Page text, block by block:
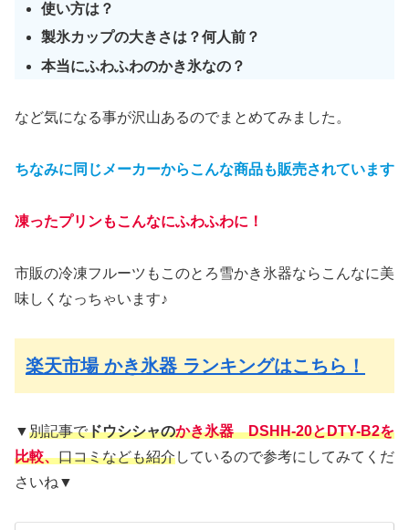
使い方は？
製氷カップの大きさは？何人前？
本当にふわふわのかき氷なの？
など気になる事が沢山あるのでまとめてみました。
ちなみに同じメーカーからこんな商品も販売されています
凍ったプリンもこんなにふわふわに！
市販の冷凍フルーツもこのとろ雪かき氷器ならこんなに美
味しくなっちゃいます♪
楽天市場 かき氷器 ランキングはこちら！
▼別記事でドウシシャのかき氷器 DSHH-20とDTY-B2を
比較、口コミなども紹介しているので参考にしてみてくだ
さいね▼